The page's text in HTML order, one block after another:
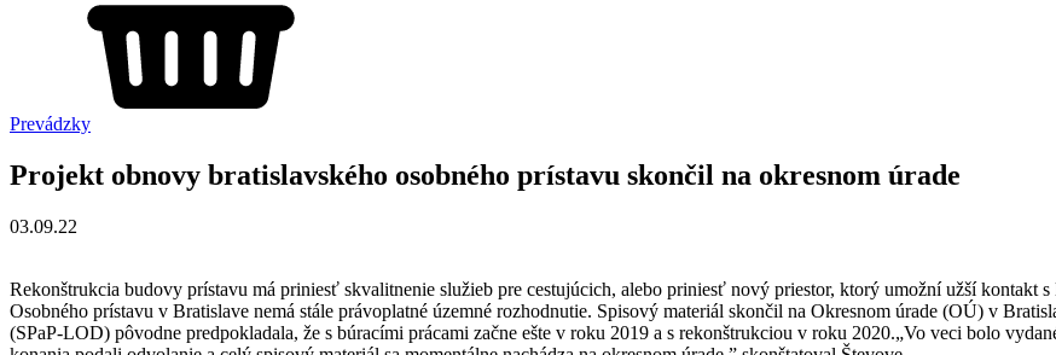
Prevádzky
Projekt obnovy bratislavského osobného prístavu skončil na okresnom úrade
03.09.22
Rekonštrukcia budovy prístavu má priniesť skvalitnenie služieb pre cestujúcich, alebo priniesť nový priestor, ktorý umožní užší
Osobného prístavu v Bratislave nemá stále právoplatné územné rozhodnutie. Spisový materiál skončil na Okresnom úrade (OÚ) v
(SPaP-LOD) pôvodne predpokladala, že s búracími prácami začne ešte v roku 2019 a s rekonštrukciou v roku 2020.„Vo veci bolo